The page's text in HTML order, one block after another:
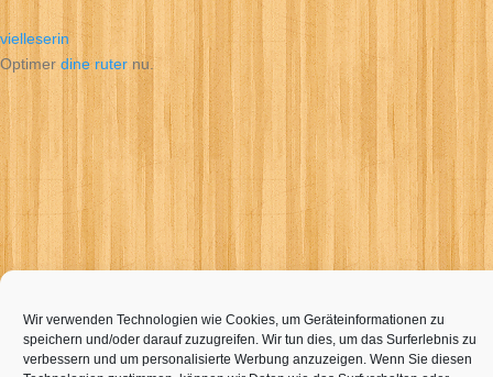
vielleserin
Wir verwenden Technologien wie Cookies, um Geräteinformationen zu
speichern und/oder darauf zuzugreifen. Wir tun dies, um das Surferlebnis zu
verbessern und um personalisierte Werbung anzuzeigen. Wenn Sie diesen
Optimer dine ruternu.